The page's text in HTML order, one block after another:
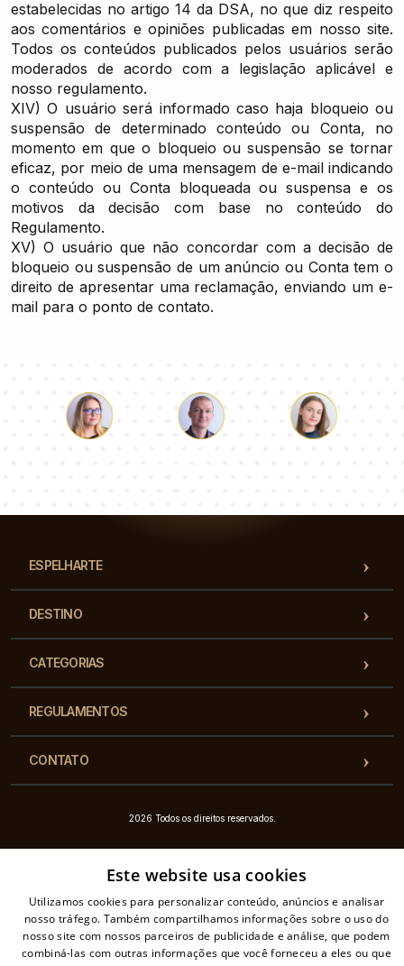
estabelecidas no artigo 14 da DSA, no que diz respeito
aos comentários e opiniões publicadas em nosso site.
Todos os conteúdos publicados pelos usuários serão
moderados de acordo com a legislação aplicável e
nosso regulamento.
XIV) O usuário será informado caso haja bloqueio ou
suspensão de determinado conteúdo ou Conta, no
momento em que o bloqueio ou suspensão se tornar
eficaz, por meio de uma mensagem de e-mail indicando
o conteúdo ou Conta bloqueada ou suspensa e os
motivos da decisão com base no conteúdo do
Regulamento.
XV) O usuário que não concordar com a decisão de
bloqueio ou suspensão de um anúncio ou Conta tem o
direito de apresentar uma reclamação, enviando um e-
mail para o ponto de contato.
ESPELHARTE
DESTINO
CATEGORIAS
REGULAMENTOS
CONTATO
2026 Todos os direitos reservados.
Este website usa cookies
Utilizamos cookies para personalizar conteúdo, anúncios e analisar
nosso tráfego. Também compartilhamos informações sobre o uso do
nosso site com nossos parceiros de publicidade e análise, que podem
combiná-las com outras informações que você forneceu a eles ou que